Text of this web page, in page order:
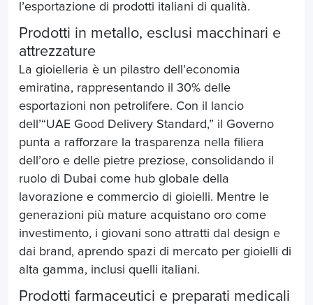
l’esportazione di prodotti italiani di qualità.
Prodotti in metallo, esclusi macchinari e
attrezzature
La gioielleria è un pilastro dell’economia
emiratina, rappresentando il 30% delle
esportazioni non petrolifere. Con il lancio
dell’“UAE Good Delivery Standard,” il Governo
punta a rafforzare la trasparenza nella filiera
dell’oro e delle pietre preziose, consolidando il
ruolo di Dubai come hub globale della
lavorazione e commercio di gioielli. Mentre le
generazioni più mature acquistano oro come
investimento, i giovani sono attratti dal design e
dai brand, aprendo spazi di mercato per gioielli di
alta gamma, inclusi quelli italiani.
Prodotti farmaceutici e preparati medicali